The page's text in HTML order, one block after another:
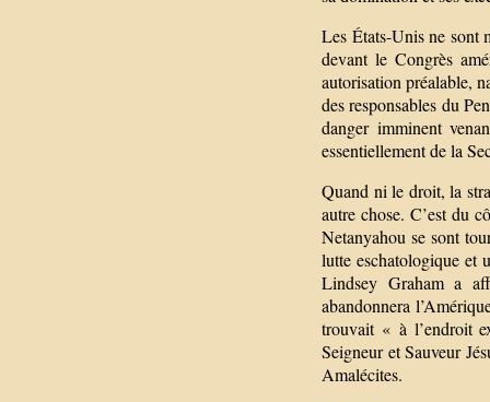
Les États-Unis ne sont
devant le Congrès
autorisation préalable,
des responsables du
danger imminent
essentiellement de la
Quand ni le droit, la
autre chose. C’est du
Netanyahou se sont
lutte eschatologique et
Lindsey Graham a
abandonnera
trouvait « à l’endroit
Seigneur et Sauveur
Amalécites.